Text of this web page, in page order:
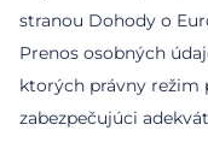
stranou Dohody o
Prenos osobných
ktorých právny režim
zabezpečujúci